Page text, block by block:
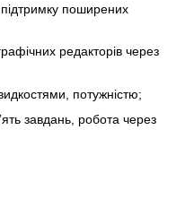
поширених
редакторів через
потужністю;
завдань, робота через